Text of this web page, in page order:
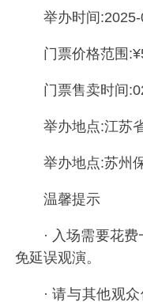
举办时间
门票价格范围
门票售卖时间
举办地点:江苏
举办地点:苏州
温馨提示
· 入场需要花
免延误观演。
· 请与其他观